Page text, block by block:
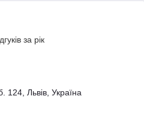
за рік
124, Львів, Україна